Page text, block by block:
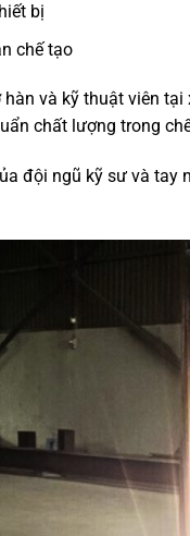
bị
chế tạo
và kỹ thuật viên
chất lượng trong
đội ngũ kỹ sư và tay